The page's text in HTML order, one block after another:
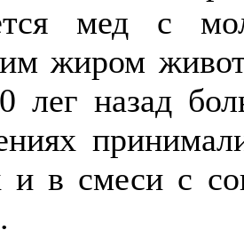
мед с
жиром
лег назад
и в смеси с